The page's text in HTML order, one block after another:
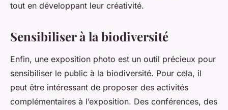
tout en développant leur créativité.
Sensibiliser à la biodiversité
Enfin, une exposition photo est un outil précieux pour
sensibiliser le public à la biodiversité. Pour cela, il
peut être intéressant de proposer des activités
complémentaires à l’exposition. Des conférences, des